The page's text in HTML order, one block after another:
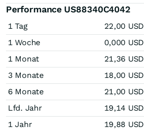
Performance US88340C4042
1 Tag 22,00 USD
1 Woche
0,000 USD
1 Monat
21,36 USD
3 Monate
18,00 USD
6 Monate
21,00 USD
Lfd. Jahr
19,14 USD
1 Jahr
19,88 USD